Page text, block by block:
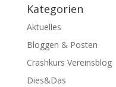
Kategorien
Aktuelles
Bloggen & Posten
Crashkurs Vereinsblog
Dies&Das